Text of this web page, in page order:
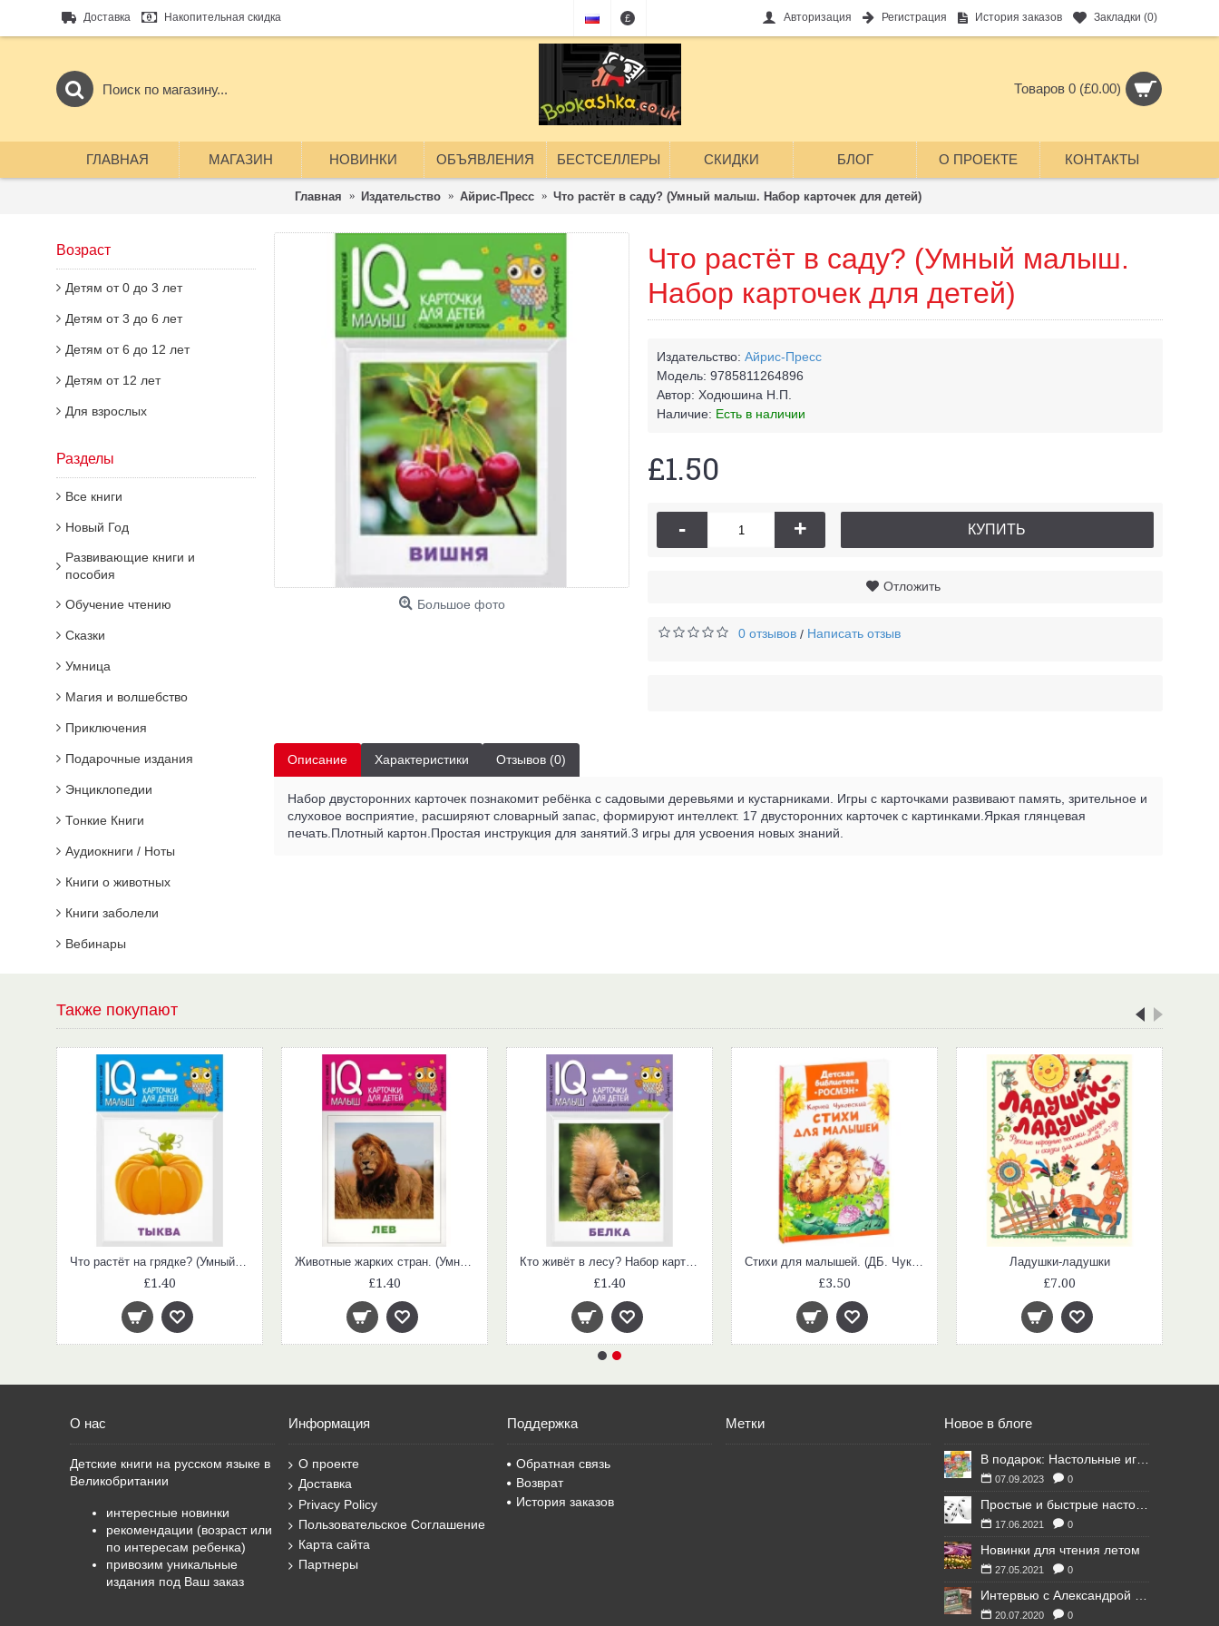
Доставка Накопительная скидка £ Авторизация Регистрация История заказов Закладки (0)
Товаров 0 (£0.00)
ГЛАВНАЯ МАГАЗИН НОВИНКИ ОБЪЯВЛЕНИЯ БЕСТСЕЛЛЕРЫ СКИДКИ БЛОГ О ПРОЕКТЕ КОНТАКТЫ
Главная Издательство Айрис-Пресс Что растёт в саду? (Умный малыш. Набор карточек для детей)
Возраст
Детям от 0 до 3 лет
Детям от 3 до 6 лет
Детям от 6 до 12 лет
Детям от 12 лет
Для взрослых
Разделы
Все книги
Новый Год
Развивающие книги и
пособия
Обучение чтению
Сказки
Умница
Магия и волшебство
Приключения
Подарочные издания
Энциклопедии
Тонкие Книги
Аудиокниги / Ноты
Книги о животных
Книги заболели
Вебинары
Большое фото
Что растёт в саду? (Умный малыш.
Набор карточек для детей)
Издательство: Айрис-Пресс
Модель: 9785811264896
Автор: Ходюшина Н.П.
Наличие: Есть в наличии
£1.50
- + КУПИТЬ
Отложить
0 отзывов / Написать отзыв
Описание Характеристики Отзывов (0)
Набор двусторонних карточек познакомит ребёнка с садовыми деревьями и кустарниками. Игры с карточками развивают память, зрительное и
слуховое восприятие, расширяют словарный запас, формируют интеллект. 17 двусторонних карточек с картинками.Яркая глянцевая
печать.Плотный картон.Простая инструкция для занятий.3 игры для усвоения новых знаний.
Также покупают
Что растёт на грядке? (Умный малыш. Набор карточек для детей)
£1.40
Животные жарких стран. (Умный малыш. Набор карточек для детей)
£1.40
Кто живёт в лесу? Набор карточек (Умный малыш. Набор карточек для детей)
£1.40
Стихи для малышей. (ДБ. Чуковский К.)
£3.50
Ладушки-ладушки
£7.00
О нас
Детские книги на русском языке в
Великобритании
интересные новинки
рекомендации (возраст или
по интересам ребенка)
привозим уникальные
издания под Ваш заказ
Информация
О проекте
Доставка
Privacy Policy
Пользовательское Соглашение
Карта сайта
Партнеры
Поддержка
Обратная связь
Возврат
История заказов
Метки Новое в блоге
07.09.2023 0
17.06.2021 0
Новинки для чтения летом
27.05.2021 0
20.07.2020 0